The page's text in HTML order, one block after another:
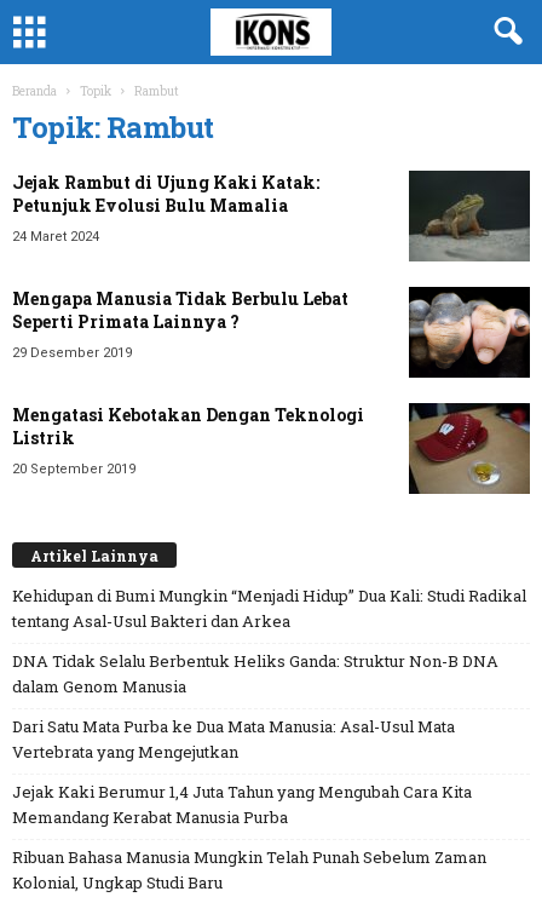
Beranda Topik Rambut
Topik: Rambut
Jejak Rambut di Ujung Kaki Katak:
Petunjuk Evolusi Bulu Mamalia
24 Maret 2024
Mengapa Manusia Tidak Berbulu Lebat
Seperti Primata Lainnya ?
29 Desember 2019
Mengatasi Kebotakan Dengan Teknologi
Listrik
20 September 2019
Artikel Lainnya
Kehidupan di Bumi Mungkin “Menjadi Hidup” Dua Kali: Studi Radikal
tentang Asal-Usul Bakteri dan Arkea
DNA Tidak Selalu Berbentuk Heliks Ganda: Struktur Non-B DNA
dalam Genom Manusia
Dari Satu Mata Purba ke Dua Mata Manusia: Asal-Usul Mata
Vertebrata yang Mengejutkan
Jejak Kaki Berumur 1,4 Juta Tahun yang Mengubah Cara Kita
Memandang Kerabat Manusia Purba
Ribuan Bahasa Manusia Mungkin Telah Punah Sebelum Zaman
Kolonial, Ungkap Studi Baru